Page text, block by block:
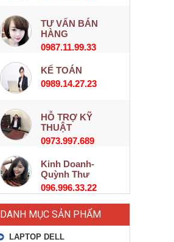
TƯ VẤN BÁN
HÀNG
0987.11.99.33
KẾ TOÁN
0989.14.27.23
HỖ TRỢ KỸ
THUẬT
0973.997.689
Kinh Doanh-
Quỳnh Thư
096.996.33.22
DANH MỤC SẢN PHẨM
LAPTOP DELL